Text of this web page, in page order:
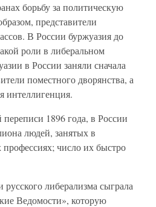
борьбу за политическую
представители
В России буржуазия до
роли в либеральном
в России заняли сначала
поместного дворянства, а
интеллигенция.
переписи 1896 года, в России
людей, занятых в
число их быстро
либерализма сыграла
Ведомости», которую